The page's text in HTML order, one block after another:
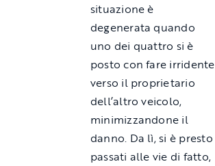
situazione è
degenerata quando
uno dei quattro si è
posto con fare irridente
verso il proprietario
dell’altro veicolo,
minimizzandone il
danno. Da lì, si è presto
passati alle vie di fatto,